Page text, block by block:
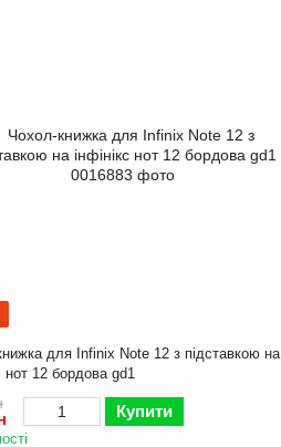
для Infinix Note 12 з підставкою на
нот 12 бордова gd1
Купити